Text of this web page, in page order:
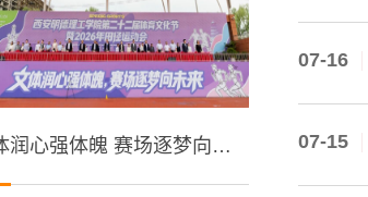
文体润心强体魄 赛场逐梦向未来——学校第二十二届体育文化节暨2026年田径运动会开幕式盛大举行
07-16
07-15